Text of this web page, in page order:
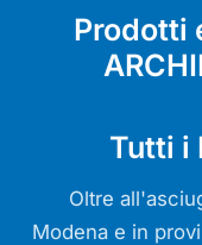
Prodotti
Tutti i
Oltre
Modena e in